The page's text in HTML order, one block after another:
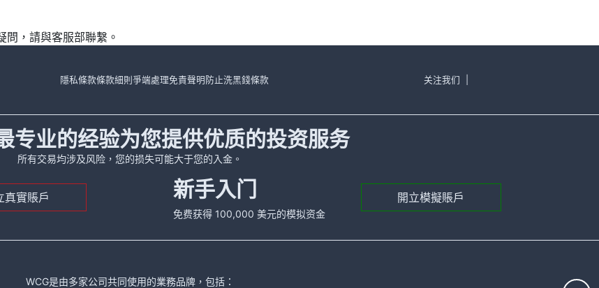
，請與客服部聯繫。
隱私條款條款細則 爭端處理免責聲明 防止洗黑錢條款 关注我们
专业的经验为您提供优质的投资服务
所有交易均涉及风险，您的损失可能大于您的入金。
真實賬戶 新手入门
免费获得 100,000 美元的模拟资金
開立模擬賬戶
WCG是由多家公司共同使用的業務品牌，包括：